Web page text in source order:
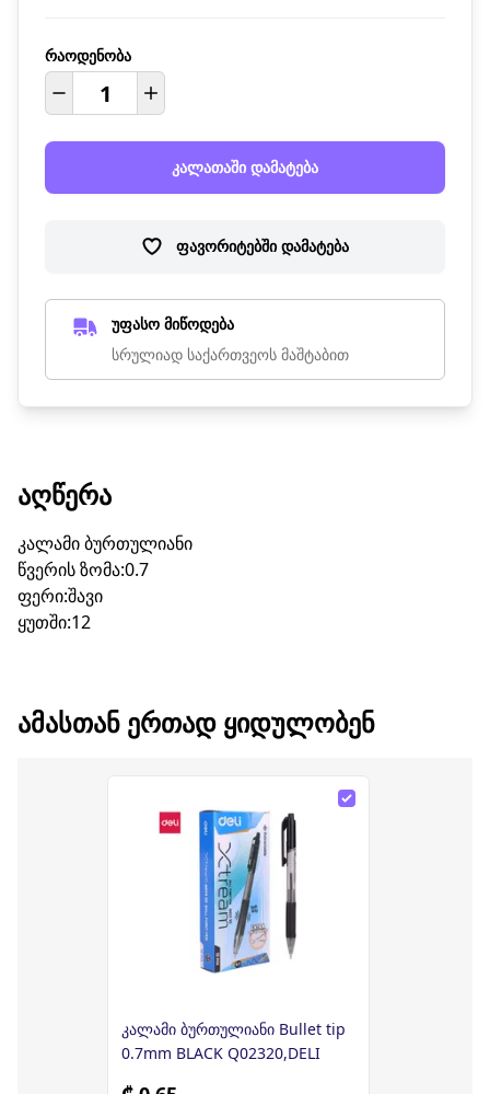
რაოდენობა
კალათაში დამატება
ფავორიტებში დამატება
უფასო მიწოდება
სრულიად საქართვეოს მაშტაბით
ᲐᲦᲬᲔᲠᲐ
კალამი ბურთულიანი
წვერის ზომა:0.7
ფერი:შავი
ყუთში:12
ᲐᲛᲐᲡᲗᲐᲜ ᲔᲠᲗᲐᲓ ᲧᲘᲓᲣᲚᲝᲑᲔᲜ
კალამი ბურთულიანი Bullet tip
0.7mm BLACK Q02320,DELI